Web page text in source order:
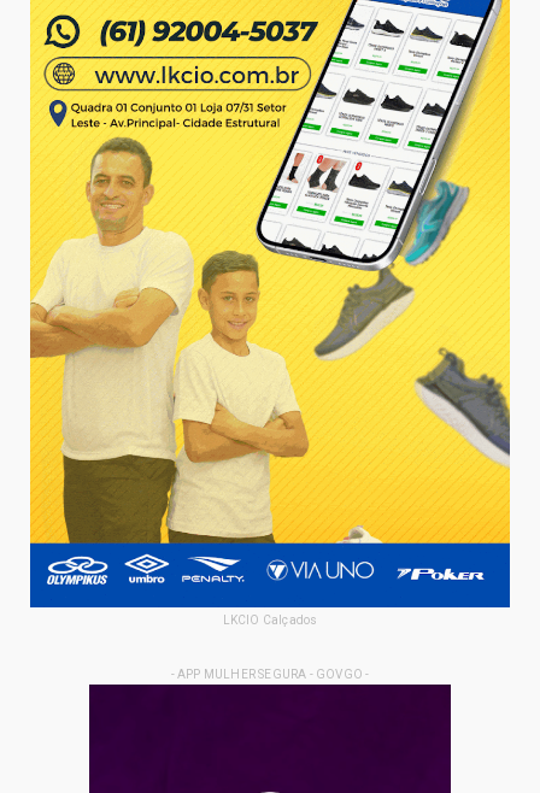
LKCIO Calçados
- APP MULHER SEGURA - GOVGO -